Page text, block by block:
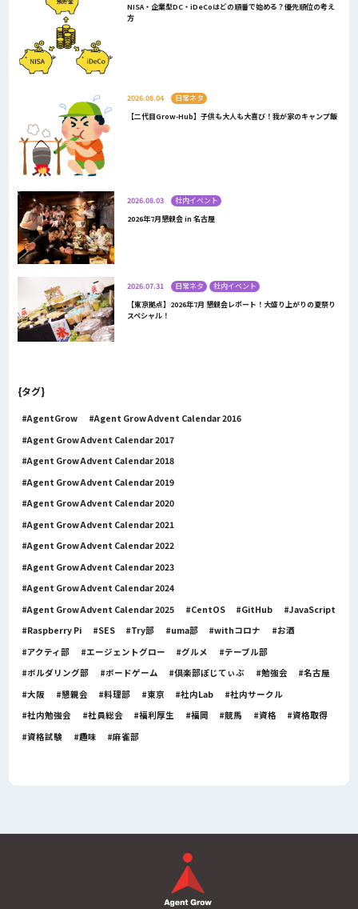
NISA・企業型DC・iDeCoはどの順番で始める？優先順位の考え
方
2026.08.04
日常ネタ
【二代目Grow-Hub】子供も大人も大喜び！我が家のキャンプ飯
2026.08.03
社内イベント
2026年7月懇親会 in 名古屋
2026.07.31 日常ネタ
社内イベント
【東京拠点】2026年7月 懇親会レポート！大盛り上がりの夏祭り
スペシャル！
{タグ}
AgentGrow
Agent Grow Advent Calendar 2016
Agent Grow Advent Calendar 2017
Agent Grow Advent Calendar 2018
Agent Grow Advent Calendar 2019
Agent Grow Advent Calendar 2020
Agent Grow Advent Calendar 2021
Agent Grow Advent Calendar 2022
Agent Grow Advent Calendar 2023
Agent Grow Advent Calendar 2024
Agent Grow Advent Calendar 2025
CentOS GitHub
JavaScript
Raspberry Pi
SES Try部 uma部 withコロナ
お酒
アクティ部
エージェントグロー グルメ
テーブル部
ボルダリング部
ボードゲーム 倶楽部ぽじてぃぶ 勉強会
名古屋
大阪
懇親会 料理部 東京 社内Lab
社内サークル
社内勉強会
社員総会 福利厚生 福岡 競馬 資格
資格取得
資格試験
趣味 麻雀部